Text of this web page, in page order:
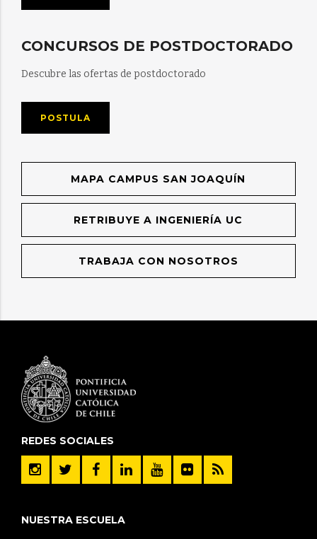
CONCURSOS DE POSTDOCTORADO
Descubre las ofertas de postdoctorado
POSTULA
MAPA CAMPUS SAN JOAQUÍN
RETRIBUYE A INGENIERÍA UC
TRABAJA CON NOSOTROS
REDES SOCIALES
NUESTRA ESCUELA